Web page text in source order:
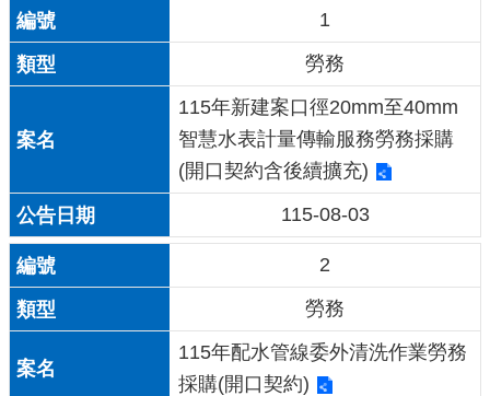
1
勞務
115年新建案口徑20mm至40mm
智慧水表計量傳輸服務勞務採購
(開口契約含後續擴充)
115-08-03
2
勞務
115年配水管線委外清洗作業勞務
採購(開口契約)